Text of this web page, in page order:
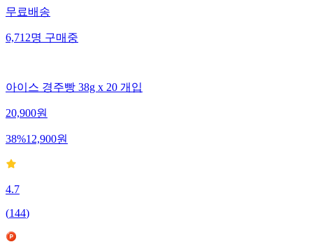
무료배송
6,712명 구매중
아이스 경주빵 38g x 20 개입
20,900원
38%12,900원
4.7
(144)